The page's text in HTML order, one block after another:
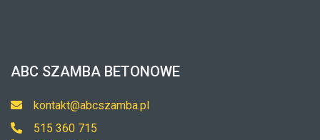
ABC SZAMBA BETONOWE
kontakt@abcszamba.pl
515 360 715